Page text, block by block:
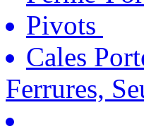
Pivots
Cales
Ferrures,